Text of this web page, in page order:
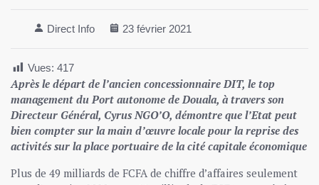
Direct Info 23 février 2021
Vues: 417
Après le départ de l’ancien concessionnaire DIT, le top
management du Port autonome de Douala, à travers son
Directeur Général, Cyrus NGO’O, démontre que l’Etat peut
bien compter sur la main d’œuvre locale pour la reprise des
activités sur la place portuaire de la cité capitale économique
Plus de 49 milliards de FCFA de chiffre d’affaires seulement